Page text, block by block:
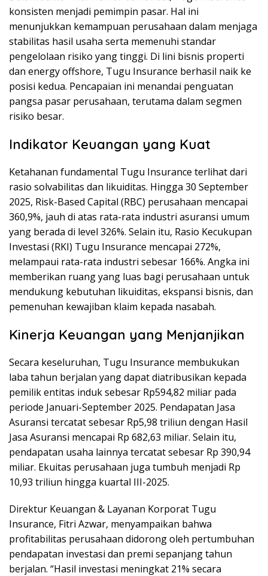
konsisten menjadi pemimpin pasar. Hal ini
menunjukkan kemampuan perusahaan dalam menjaga
stabilitas hasil usaha serta memenuhi standar
pengelolaan risiko yang tinggi. Di lini bisnis properti
dan energy offshore, Tugu Insurance berhasil naik ke
posisi kedua. Pencapaian ini menandai penguatan
pangsa pasar perusahaan, terutama dalam segmen
risiko besar.
Indikator Keuangan yang Kuat
Ketahanan fundamental Tugu Insurance terlihat dari
rasio solvabilitas dan likuiditas. Hingga 30 September
2025, Risk-Based Capital (RBC) perusahaan mencapai
360,9%, jauh di atas rata-rata industri asuransi umum
yang berada di level 326%. Selain itu, Rasio Kecukupan
Investasi (RKI) Tugu Insurance mencapai 272%,
melampaui rata-rata industri sebesar 166%. Angka ini
memberikan ruang yang luas bagi perusahaan untuk
mendukung kebutuhan likuiditas, ekspansi bisnis, dan
pemenuhan kewajiban klaim kepada nasabah.
Kinerja Keuangan yang Menjanjikan
Secara keseluruhan, Tugu Insurance membukukan
laba tahun berjalan yang dapat diatribusikan kepada
pemilik entitas induk sebesar Rp594,82 miliar pada
periode Januari-September 2025. Pendapatan Jasa
Asuransi tercatat sebesar Rp5,98 triliun dengan Hasil
Jasa Asuransi mencapai Rp 682,63 miliar. Selain itu,
pendapatan usaha lainnya tercatat sebesar Rp 390,94
miliar. Ekuitas perusahaan juga tumbuh menjadi Rp
10,93 triliun hingga kuartal III-2025.
Direktur Keuangan & Layanan Korporat Tugu
Insurance, Fitri Azwar, menyampaikan bahwa
profitabilitas perusahaan didorong oleh pertumbuhan
pendapatan investasi dan premi sepanjang tahun
berjalan. “Hasil investasi meningkat 21% secara